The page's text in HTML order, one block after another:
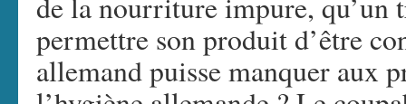
permettre son produit d’être
allemand puisse manquer aux